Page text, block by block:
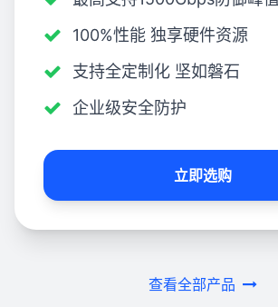
100%性能 独享硬件资源
支持全定制化 坚如磐石
企业级安全防护
立即选购
查看全部产品